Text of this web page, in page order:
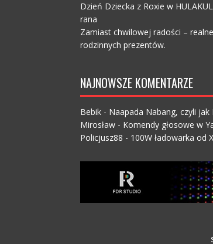
Dzień Dziecka z Roxie w
rana
Zamiast chwilowej radości –
rodzinnych prezentów.
NAJNOWSZE KOMENTARZE
Bebik- Naapada Nabang, czyli
Mirosław- Komendy głosowe w
Policjusz88 - 100W ładowarka od